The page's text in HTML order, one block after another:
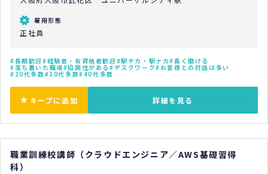
雇用形態
正社員
長期歓迎 経験者・有資格者歓迎 駅チカ・駅ナカ 長く働ける
落ち着いた職場 協調性がある デスクワーク お客様との対話は多い
20代多数 30代多数 40代多数
キープに追加 詳細を見る
職業訓練校講師（クラウドエンジニア／AWS基礎習得
科）